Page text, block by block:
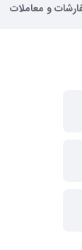
و معاملات